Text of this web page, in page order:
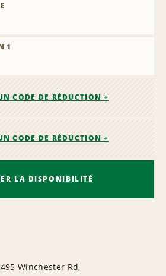
1
CODE DE RÉDUCTION +
CODE DE RÉDUCTION +
LA DISPONIBILITÉ
Winchester Rd,